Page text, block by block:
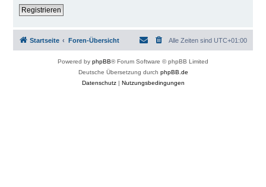
Registrieren
Startseite Foren-Übersicht Alle Zeiten sind UTC+01:00
Powered by phpBB® Forum Software © phpBB Limited
Deutsche Übersetzung durch phpBB.de
Datenschutz| Nutzungsbedingungen